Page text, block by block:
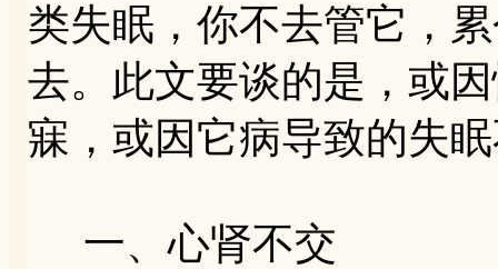
类失眠，你不去管它，
去。此文要谈的是，或
寐，或因它病导致的
一、心肾不交